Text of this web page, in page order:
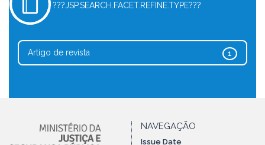
???JSP.SEARCH.FACET.REFINE.TYPE???
1
Artigo de revista
NAVEGAÇÃO
Issue Date